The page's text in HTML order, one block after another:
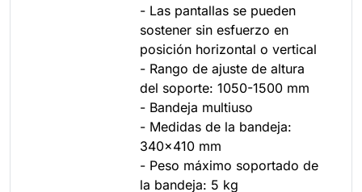
- Las pantallas se pueden
sostener sin esfuerzo en
posición horizontal o vertical
- Rango de ajuste de altura
del soporte: 1050-1500 mm
- Bandeja multiuso
- Medidas de la bandeja:
340x410 mm
- Peso máximo soportado de
la bandeja: 5 kg